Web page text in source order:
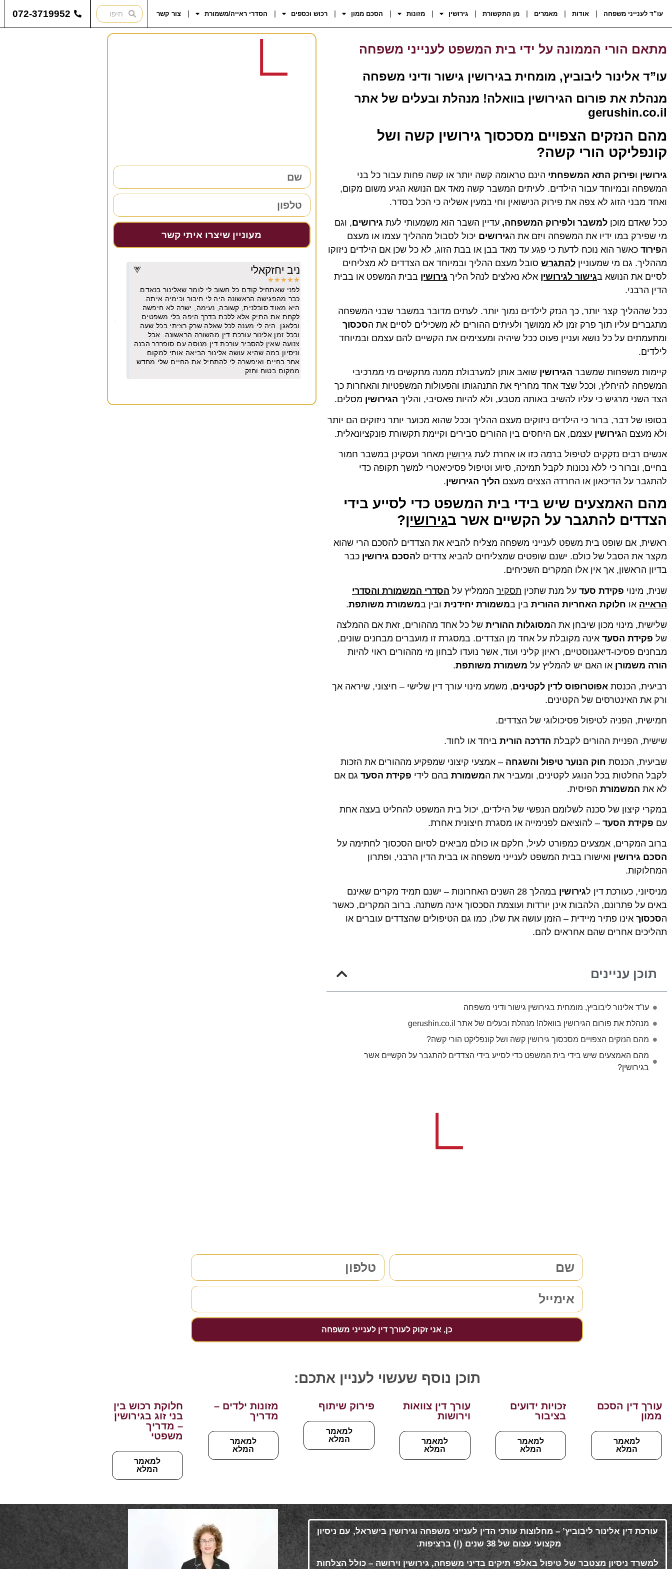
עו”ד לענייני משפחה אודות מאמרים מן התקשורת גירושין מזונות הסכם ממון רכוש וכספים הסדרי ראייה/משמורת צור קשר 072-3719952
מתאם הורי הממונה על ידי בית המשפט לענייני משפחה
עו”ד אלינור ליבוביץ, מומחית בגירושין גישור ודיני משפחה
מנהלת את פורום הגירושין בוואלה! מנהלת ובעלים של אתר
gerushin.co.il
מהם הנזקים הצפויים מסכסוך גירושין קשה ושל
קונפליקט הורי קשה?
גירושין ופירוק התא המשפחתי הינם טראומה קשה יותר או קשה פחות עבור כל בני
המשפחה ובמיוחד עבור הילדים. לעיתים המשבר קשה מאד אם הנושא הגיע משום מקום,
ואחד מבני הזוג לא צפה את פירוק הנישואין וחי במעין אשליה כי הכל בסדר.
ככל שאדם מוכן למשבר ולפירוק המשפחה, עדיין השבר הוא משמעותי לעת גירושים, וגם
מי שפירק במו ידיו את המשפחה ויזם את הגירושים יכול לסבול מההליך עצמו או מעצם
הפירוד כאשר הוא נוכח לדעת כי פגע עד מאד בבן או בבת הזוג, לא כל שכן אם הילדים ניזוקו
מההליך. גם מי שמעוניין להתגרש סובל מעצם ההליך ובמיוחד אם הצדדים לא מצליחים
לסיים את הנושא בגישור לגירושין אלא נאלצים לנהל הליך גירושין בבית המשפט או בבית
הדין הרבני.
ככל שההליך קצר יותר, כך הנזק לילדים נמוך יותר. לעתים מדובר במשבר שבני המשפחה
מתגברים עליו תוך פרק זמן לא ממושך ולעיתים ההורים לא משכילים לסיים את הסכסוך
ומתעמתים על כל נושא ועניין פעוט ככל שיהיה ומעצימים את הקשיים להם עצמם ובמיוחד
לילדים.
קיימות משפחות שמשבר הגירושין שואב אותן למערבולת ממנה מתקשים מי ממרכיבי
המשפחה להיחלץ, וככל שצד אחד מחריף את התנהגותו והפעולות המשפטיות והאחרות כך
הצד השני מרגיש כי עליו להשיב באותה מטבע, ולא להיות פאסיבי, והליך הגירושין מסלים.
בסופו של דבר, ברור כי הילדים ניזוקים מעצם ההליך וככל שהוא מכוער יותר ניזוקים הם יותר
ולא מעצם הגירושין עצמם, אם היחסים בין ההורים סבירים וקיימת תקשורת פונקציונאלית.
אנשים רבים נזקקים לטיפול ברמה כזו או אחרת לעת גירושין מאחר ועסקינן במשבר חמור
בחיים, וברור כי ללא נכונות לקבל תמיכה, סיוע וטיפול פסיכיאטרי למשך תקופה כדי
להתגבר על הדיכאון או החרדה הצצים מעצם הליך הגירושין.
מהם האמצעים שיש בידי בית המשפט כדי לסייע בידי
הצדדים להתגבר על הקשיים אשר בגירושין?
ראשית, אם שופט בית משפט לענייני משפחה מצליח להביא את הצדדים להסכם הרי שהוא
מקצר את הסבל של כולם. ישנם שופטים שמצליחים להביא צדדים להסכם גירושין כבר
בדיון הראשון, אך אין אלו המקרים השכיחים.
שנית, מינוי פקידת סעד על מנת שתכין תסקיר הממליץ על הסדרי המשמורת והסדרי
הראייה או חלוקת האחריות ההורית בין במשמורת יחידנית ובין במשמורת משותפת.
שלישית, מינוי מכון שיבחן את המסוגלות ההורית של כל אחד מההורים, זאת אם ההמלצה
של פקידת הסעד אינה מקובלת על אחד מן הצדדים. במסגרת זו מועברים מבחנים שונים,
מבחנים פסיכו-דיאגנוסטיים, ראיון קליני ועוד, אשר נועדו לבחון מי מההורים ראוי להיות
הורה משמורן או האם יש להמליץ על משמורת משותפת.
רביעית, הכנסת אפוטרופוס לדין לקטינים, משמע מינוי עורך דין שלישי – חיצוני, שיראה אך
ורק את האינטרסים של הקטינים.
חמישית, הפניה לטיפול פסיכולוגי של הצדדים.
שישית, הפניית ההורים לקבלת הדרכה הורית ביחד או לחוד.
שביעית, הכנסת חוק הנוער טיפול והשגחה – אמצעי קיצוני שמפקיע מההורים את הזכות
לקבל החלטות בכל הנוגע לקטינים, ומעביר את המשמורת בהם לידי פקידת הסעד גם אם
לא את המשמורת הפיסית.
במקרי קיצון של סכנה לשלומם הנפשי של הילדים, יכול בית המשפט להחליט בעצה אחת
עם פקידת הסעד – להוציאם לפנימייה או מסגרת חיצונית אחרת.
ברוב המקרים, אמצעים כמפורט לעיל, חלקם או כולם מביאים לסיום הסכסוך לחתימה על
הסכם גירושין ואישורו בבית המשפט לענייני משפחה או בבית הדין הרבני, ופתרון
המחלוקות.
מניסיוני, כעורכת דין לגירושין
במהלך 28 השנים האחרונות – ישנם תמיד מקרים שאינם
באים על פתרונם, הלהבות אינן יורדות ועוצמת הסכסוך אינה משתנה. ברוב המקרים, כאשר
הסכסוך אינו פתיר מיידית – הזמן עושה את שלו, כמו גם הטיפולים שהצדדים עוברים או
תהליכים אחרים שהם אחראים להם.
תוכן עניינים
עו”ד אלינור ליבוביץ, מומחית בגירושין גישור ודיני משפחה
מנהלת את פורום הגירושין בוואלה! מנהלת ובעלים של אתר gerushin.co.il
מהם הנזקים הצפויים מסכסוך גירושין קשה ושל קונפליקט הורי קשה?
מהם האמצעים שיש בידי בית המשפט כדי לסייע בידי הצדדים להתגבר על הקשיים אשר
בגירושין?
מעוניין שיצרו איתי קשר
אביחי ש.
★
★
★
★
★
עו"ד עם נשמה טובה. עזרה לי במספר עניינים מגוונים
מזה, היא מאוד חביבה, נגישה וחמודה.
ניב יחזקאלי
★
★
★
★
★
היא מאוד סובלנית, קשובה, נעימה, ישרה לא חיפשה
לקחת את התיק אלא ללכת בדרך היפה בלי משפטים
ובלאגן. היה לי מענה לכל שאלה שרק רציתי בכל שעה
ובכל זמן אלינור עורכת דין מהשורה הראשונה. אבל
צנועה שאין להסביר עורכת דין מנוסה עם סופררר הבנה
ממקום בטוח וחזק.
יובל גולדברגר
★
★
★
★
★
משרד מצוין. מקצועי מיומן וישר עם ניסיון של עשרות
שנים
כן, אני זקוק לעורך דין לענייני משפחה
תוכן נוסף שעשוי לעניין אתכם:
עורך דין הסכם
ממון
למאמר
המלא
זכויות ידועים
בציבור
למאמר
המלא
עורך דין צוואות
וירושות
למאמר
המלא
פירוק שיתוף
למאמר
המלא
מזונות ילדים –
מדריך
למאמר
המלא
חלוקת רכוש בין
בני זוג בגירושין
– מדריך
משפטי
למאמר
המלא
עורכת דין אלינור ליבוביץ’ – מחלוצות עורכי הדין לענייני משפחה וגירושין בישראל, עם ניסיון
מקצועי עצום של 38 שנים (!) ברציפות
.
למשרד ניסיון מצטבר של טיפול באלפי תיקים בדיני משפחה, גירושין וירושה – כולל הצלחות